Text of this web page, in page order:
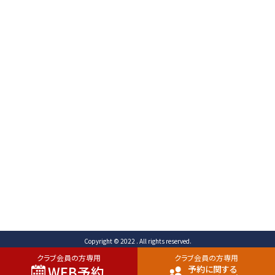
クラブ会員の方専用 クラブ会員の方専用
予約に関する
Copyright © 2022 . All rights reserved.